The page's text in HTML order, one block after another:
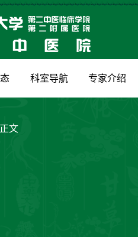
科室导航 专家介绍
文